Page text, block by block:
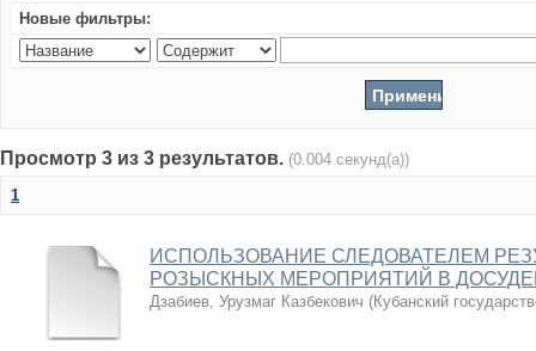
Новые фильтры:
Просмотр 3 из 3 результатов. (0.004 секунд(а))
1
ИСПОЛЬЗОВАНИЕ СЛЕДОВАТЕЛЕМ
РОЗЫСКНЫХ МЕРОПРИЯТИЙ В
Дзабиев, Урузмаг Казбекович (Кубанский